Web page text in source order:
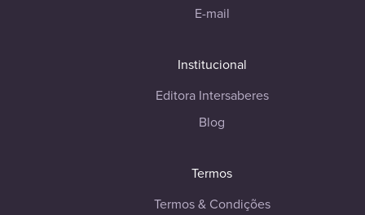
E-mail
Institucional
Editora Intersaberes
Blog
Termos
Termos & Condições